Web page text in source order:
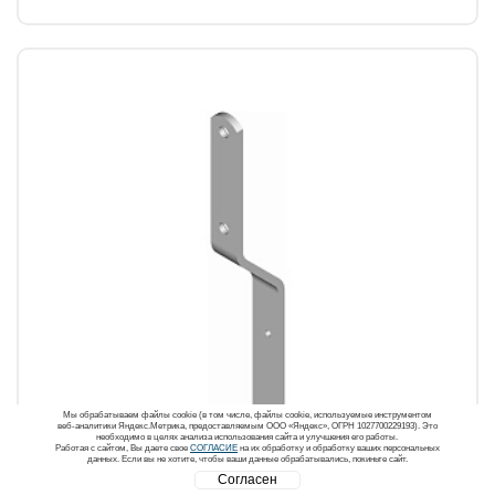
Мы обрабатываем файлы cookie (в том числе, файлы cookie, используемые инструментом
веб-аналитики Яндекс.Метрика, предоставляемым ООО «Яндекс», ОГРН 1027700229193). Это
необходимо в целях анализа использования сайта и улучшения его работы.
Работая с сайтом, Вы даете свое СОГЛАСИЕна их обработку и обработку ваших персональных
данных. Если вы не хотите, чтобы ваши данные обрабатывались, покиньте сайт.